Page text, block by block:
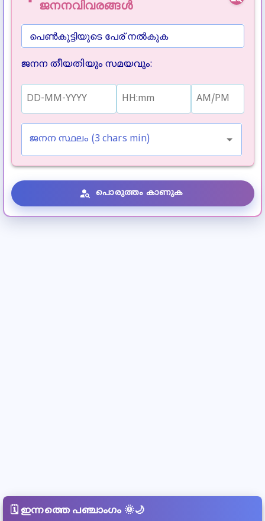
ജനനവിവരങ്ങൾ
പെൺകുട്ടിയുടെ പേര് നൽകുക
ജനന തീയതിയും സമയവും:
ജനന സ്ഥലം (3 chars min)
പൊരുത്തം കാണുക
🗓️ ഇന്നത്തെ പഞ്ചാംഗം🌞🌙